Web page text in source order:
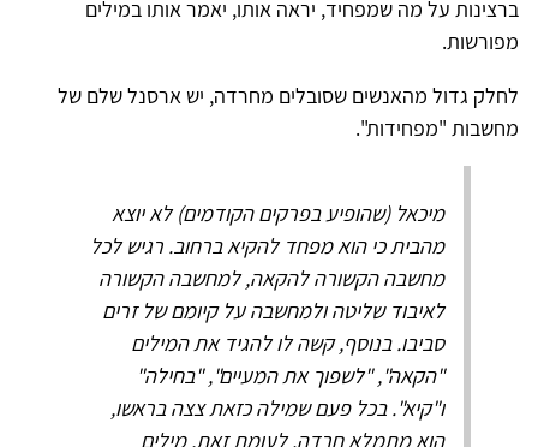
ברצינות על מה שמפחיד, יראה אותו, יאמר אותו במילים
מפורשות.
לחלק גדול מהאנשים שסובלים מחרדה, יש ארסנל שלם של
מחשבות "מפחידות".
מיכאל (שהופיע בפרקים הקודמים) לא יוצא
מהבית כי הוא מפחד להקיא ברחוב. רגיש לכל
מחשבה הקשורה להקאה, למחשבה הקשורה
לאיבוד שליטה ולמחשבה על קיומם של זרים
סביבו. בנוסף, קשה לו להגיד את המילים
"הקאה", "לשפוך את המעיים", "בחילה"
ו"קיא". בכל פעם שמילה כזאת צצה בראשו,
הוא מתמלא חרדה. לעומת זאת, מילים